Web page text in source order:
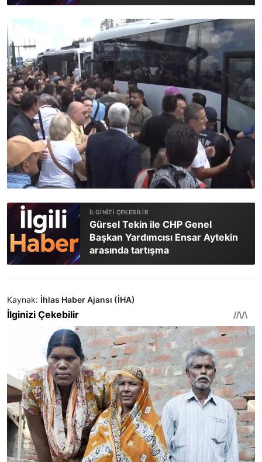
Gürsel Tekin ile CHP Genel
Başkan Yardımcısı Ensar Aytekin
arasında tartışma
Kaynak: İhlas Haber Ajansı (İHA)